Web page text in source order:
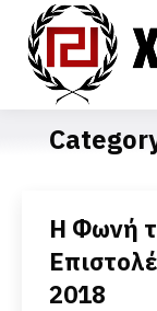
Η Φωνή
2018